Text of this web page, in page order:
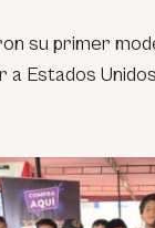
su primer
a Estados